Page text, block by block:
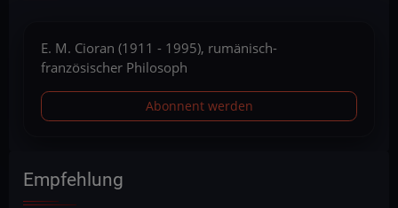
E. M. Cioran (1911 - 1995), rumänisch-
französischer Philosoph
Abonnent werden
Empfehlung